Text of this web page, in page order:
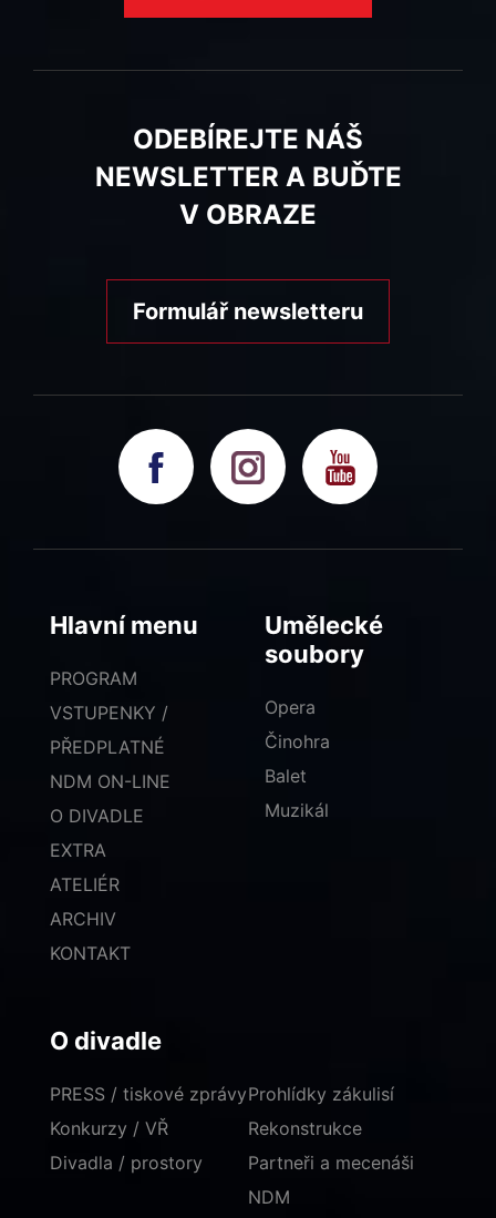
ODEBÍREJTE NÁŠ
NEWSLETTER A BUĎTE
V OBRAZE
Formulář newsletteru
Hlavní menu
PROGRAM
VSTUPENKY /
PŘEDPLATNÉ
NDM ON-LINE
O DIVADLE
EXTRA
ATELIÉR
ARCHIV
KONTAKT
Umělecké
soubory
Opera
Činohra
Balet
Muzikál
O divadle
PRESS / tiskové zprávy
Konkurzy / VŘ
Divadla / prostory
Prohlídky zákulisí
Rekonstrukce
Partneři a mecenáši
NDM